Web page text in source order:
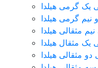
یک گرمی هیلدا
گرمی هیلدا
مثقالی هیلدا
یک مثقال هیلدا
مثقالی هیلدا